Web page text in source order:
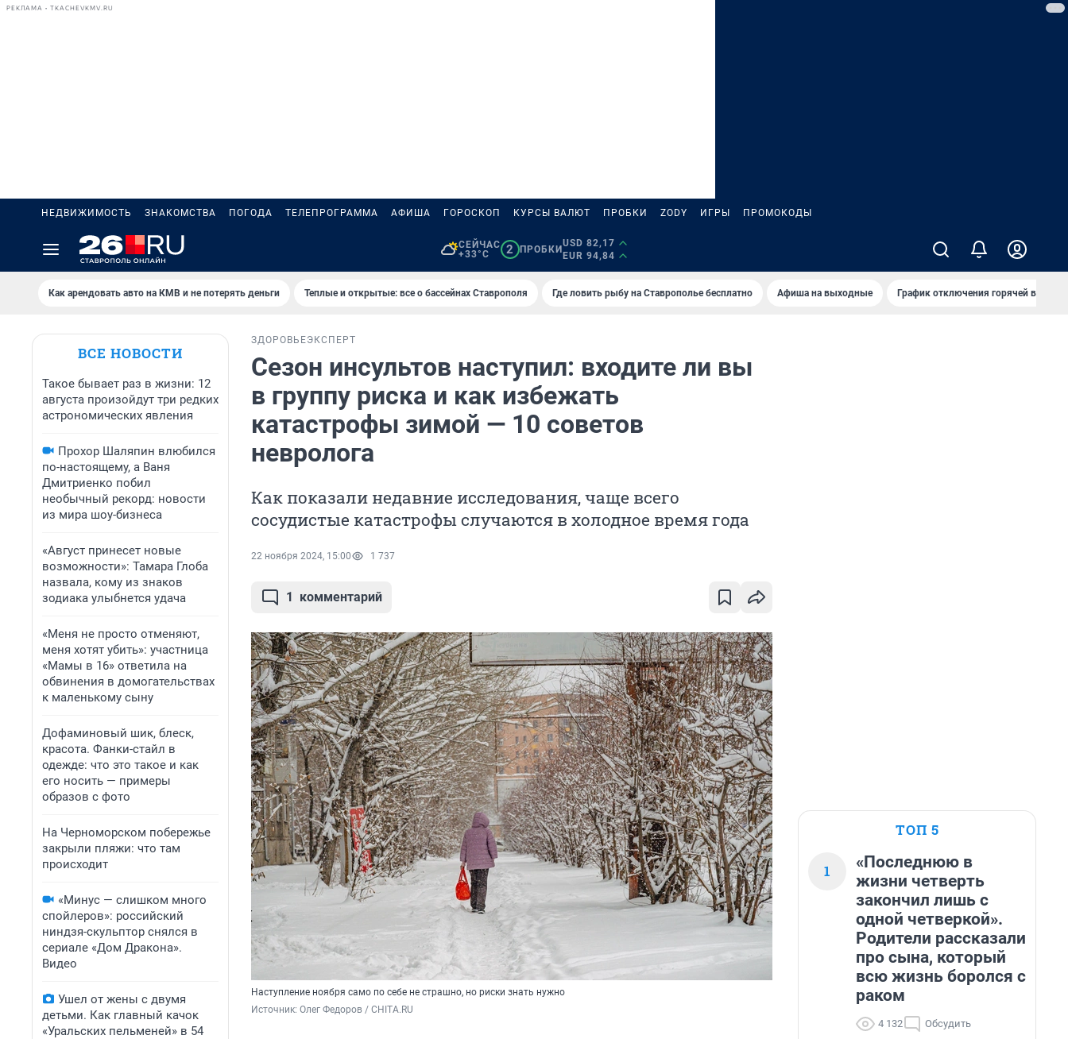
РЕКЛАМА • TKACHEVKMV.RU
НЕДВИЖИМОСТЬ ЗНАКОМСТВА ПОГОДА ТЕЛЕПРОГРАММА АФИША ГОРОСКОП КУРСЫ ВАЛЮТ ПРОБКИ ZODY ИГРЫ ПРОМОКОДЫ
СЕЙЧАС
+33°C
2 ПРОБКИ
USD 82,17
EUR 94,84
Как арендовать авто на КМВ и не потерять деньги Теплые и открытые: все о бассейнах Ставрополя Где ловить рыбу на Ставрополье бесплатно Афиша на выходные График отключения горячей воды в
ВСЕ НОВОСТИ
Такое бывает раз в жизни: 12
августа произойдут три редких
астрономических явления
Прохор Шаляпин влюбился
по-настоящему, а Ваня
Дмитриенко побил
необычный рекорд: новости
из мира шоу-бизнеса
«Август принесет новые
возможности»: Тамара Глоба
назвала, кому из знаков
зодиака улыбнется удача
«Меня не просто отменяют,
меня хотят убить»: участница
«Мамы в 16» ответила на
обвинения в домогательствах
к маленькому сыну
Дофаминовый шик, блеск,
красота. Фанки-стайл в
одежде: что это такое и как
его носить — примеры
образов с фото
На Черноморском побережье
закрыли пляжи: что там
происходит
«Минус — слишком много
спойлеров»: российский
ниндзя-скульптор снялся в
сериале «Дом Дракона».
Видео
Ушел от жены с двумя
детьми. Как главный качок
«Уральских пельменей» в 54
ЗДОРОВЬЕЭКСПЕРТ
Cезон инсультов наступил: входите ли вы
в группу риска и как избежать
катастрофы зимой — 10 советов
невролога
Как показали недавние исследования, чаще всего
сосудистые катастрофы случаются в холодное время года
22 ноября 2024, 15:00 1 737
1 комментарий
Наступление ноября само по себе не страшно, но риски знать нужно
Источник: Олег Федоров / CHITA.RU
ТОП 5
1
«Последнюю в
жизни четверть
закончил лишь с
одной четверкой».
Родители рассказали
про сына, который
всю жизнь боролся с
раком
4 132 Обсудить